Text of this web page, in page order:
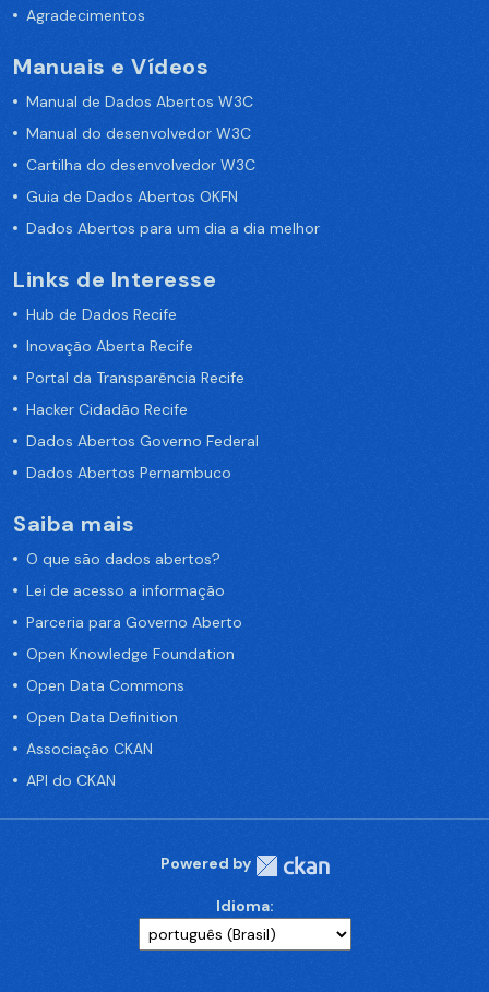
Agradecimentos
Manuais e Vídeos
Manual de Dados Abertos W3C
Manual do desenvolvedor W3C
Cartilha do desenvolvedor W3C
Guia de Dados Abertos OKFN
Dados Abertos para um dia a dia melhor
Links de Interesse
Hub de Dados Recife
Inovação Aberta Recife
Portal da Transparência Recife
Hacker Cidadão Recife
Dados Abertos Governo Federal
Dados Abertos Pernambuco
Saiba mais
O que são dados abertos?
Lei de acesso a informação
Parceria para Governo Aberto
Open Knowledge Foundation
Open Data Commons
Open Data Definition
Associação CKAN
API do CKAN
Powered by
Idioma